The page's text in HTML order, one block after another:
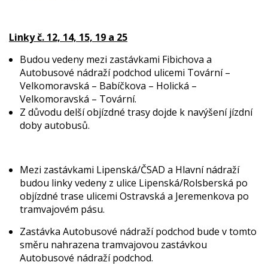
Linky č. 12, 14, 15, 19 a 25
Budou vedeny mezi zastávkami Fibichova a
Autobusové nádraží podchod ulicemi Tovární –
Velkomoravská – Babíčkova – Holická –
Velkomoravská – Tovární.
Z důvodu delší objízdné trasy dojde k navýšení jízdní
doby autobusů.
Mezi zastávkami Lipenská/ČSAD a Hlavní nádraží
budou linky vedeny z ulice Lipenská/Rolsberská po
objízdné trase ulicemi Ostravská a Jeremenkova po
tramvajovém pásu.
Zastávka Autobusové nádraží podchod bude v tomto
směru nahrazena tramvajovou zastávkou
Autobusové nádraží podchod.